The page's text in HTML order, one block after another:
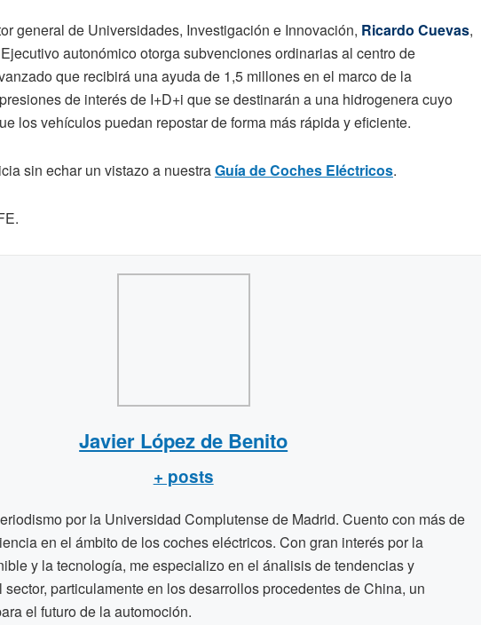
general de Universidades, Investigación e Innovación, Ricardo Cuevas,
autonómico otorga subvenciones ordinarias al centro de
que recibirá una ayuda de 1,5 millones en el marco de la
de interés de I+D+i que se destinarán a una hidrogenera cuyo
los vehículos puedan repostar de forma más rápida y eficiente.
sin echar un vistazo a nuestraGuía de Coches Eléctricos.
Javier López de Benito
+ posts
por la Universidad Complutense de Madrid. Cuento con más de
en el ámbito de los coches eléctricos. Con gran interés por la
y la tecnología, me especializo en el ánalisis de tendencias y
sector, particulamente en los desarrollos procedentes de China, un
el futuro de la automoción.